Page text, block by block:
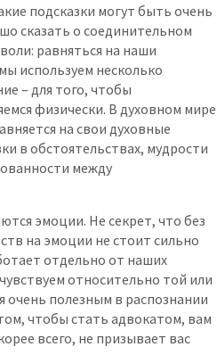
подсказки могут быть очень
сказать о соединительном
равняться на наши
используем несколько
– для того, чтобы
физически. В духовном мире
на свои духовные
в обстоятельствах, мудрости
между
эмоции. Не секрет, что без
на эмоции не стоит сильно
отдельно от наших
относительно той или
очень полезным в распознании
чтобы стать адвокатом, вам
всего, не призывает вас